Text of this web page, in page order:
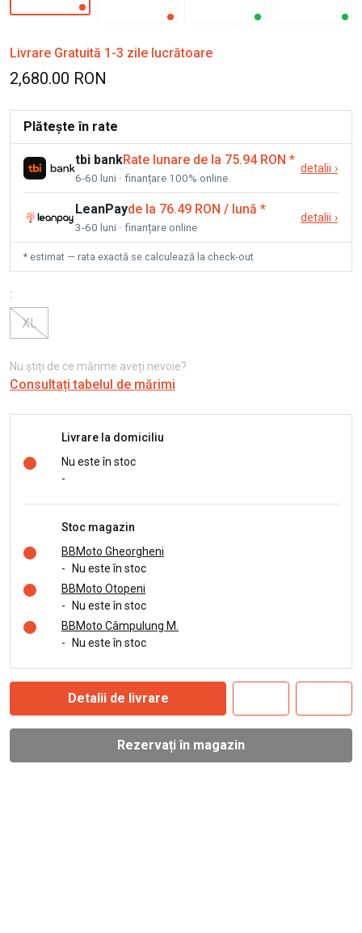
Livrare Gratuită 1-3 zile lucrătoare
2,680.00 RON
Plătește în rate
tbi bankRate lunare de la 75.94 RON *
6-60 luni · finanțare 100% online
detalii ›
LeanPayde la 76.49 RON / lună *
3-60 luni · finanțare online
detalii ›
* estimat — rata exactă se calculează la check-out
:
XL
Nu știți de ce mărime aveți nevoie?
Consultați tabelul de mărimi
Livrare la domiciliu
Nu este în stoc
-
Stoc magazin
BBMoto Gheorgheni
-
Nu este în stoc
BBMoto Otopeni
-
Nu este în stoc
BBMoto Câmpulung M.
-
Nu este în stoc
Detalii de livrare
Rezervați în magazin